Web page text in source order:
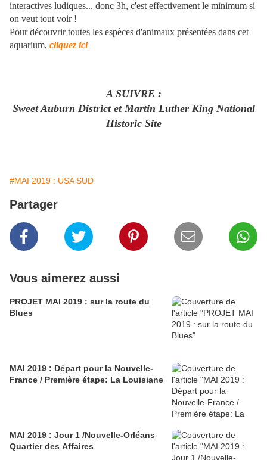
interactives ludiques... donc 3h, c'est effectivement le minimum si
on veut tout voir !
Pour découvrir toutes les espèces d'animaux présentées dans cet
aquarium, cliquez ici
A SUIVRE :
Sweet Auburn District et Martin Luther King National
Historic Site
#MAI 2019 : USA SUD
Partager
Vous aimerez aussi
PROJET MAI 2019 : sur la route du
Blues
MAI 2019 : Départ pour la Nouvelle-
France / Première étape: La Louisiane
MAI 2019 : Jour 1 /Nouvelle-Orléans
Quartier des Affaires